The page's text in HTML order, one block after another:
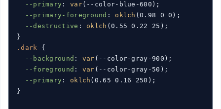
--primary : var(--color-blue-600);
--primary-foreground : oklch (0.98 0 0);
--destructive : oklch (0.55 0.22 25);
.dark {
--background : var (--color-gray-900);
--foreground : var (--color-gray-50);
--primary : oklch (0.65 0.16 250);
}